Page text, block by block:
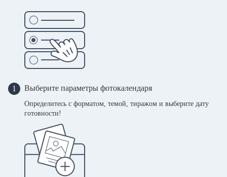
1 Выберите параметры фотокалендаря
Определитесь с форматом, темой, тиражом и выберите дату
готовности!